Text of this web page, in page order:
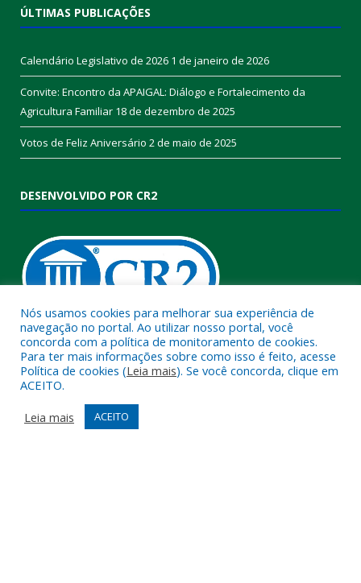
ÚLTIMAS PUBLICAÇÕES
Calendário Legislativo de 2026 1 de janeiro de 2026
Convite: Encontro da APAIGAL: Diálogo e Fortalecimento da
Agricultura Familiar 18 de dezembro de 2025
Votos de Feliz Aniversário 2 de maio de 2025
DESENVOLVIDO POR CR2
Muito mais quecriar siteousistema para prefeituras!
Realizamos umaassessoriacompleta, onde garantimos em
contrato que todas as exigências das
serão atendidas.
Nós usamos cookies para melhorar sua experiência de
navegação no portal. Ao utilizar nosso portal, você
concorda com a política de monitoramento de cookies.
Para ter mais informações sobre como isso é feito, acesse
Política de cookies (Leia mais). Se você concorda, clique em
ACEITO.
Leia mais
ACEITO